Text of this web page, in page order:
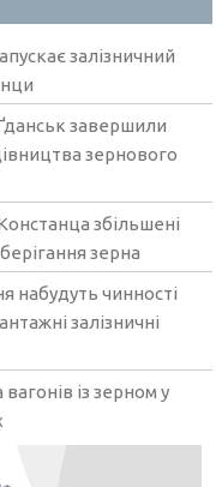
залізничний
завершили
зернового
збільшені
зерна
набудуть чинності
залізничні
із зерном у